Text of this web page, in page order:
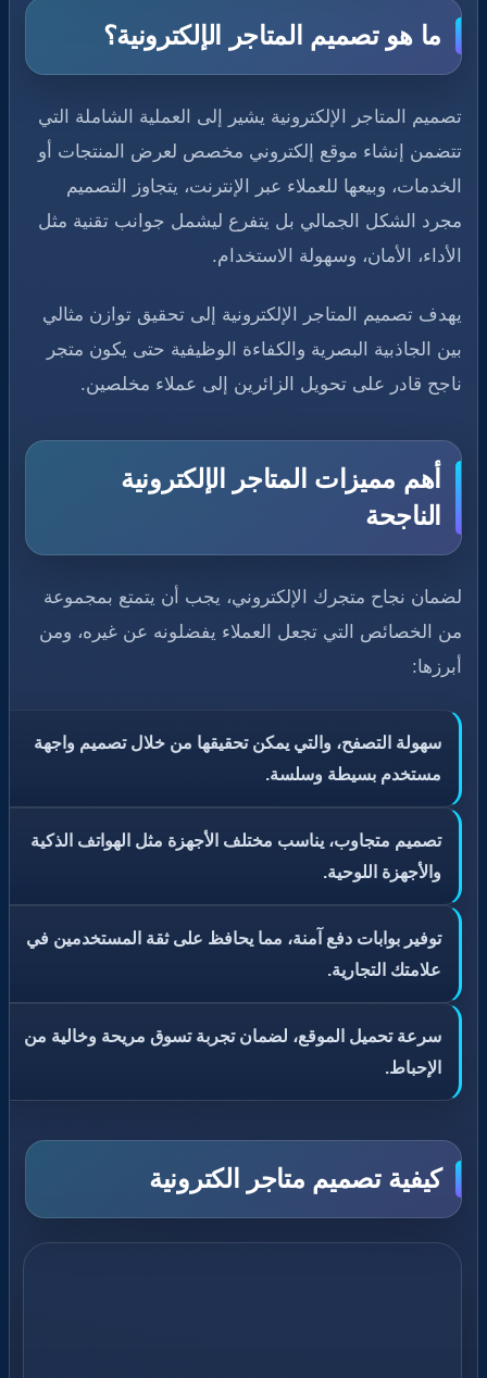
ما هو تصميم المتاجر الإلكترونية؟
تصميم المتاجر الإلكترونية يشير إلى العملية الشاملة التي
تتضمن إنشاء موقع إلكتروني مخصص لعرض المنتجات أو
الخدمات، وبيعها للعملاء عبر الإنترنت، يتجاوز التصميم
مجرد الشكل الجمالي بل يتفرع ليشمل جوانب تقنية مثل
الأداء، الأمان، وسهولة الاستخدام.
يهدف تصميم المتاجر الإلكترونية إلى تحقيق توازن مثالي
بين الجاذبية البصرية والكفاءة الوظيفية حتى يكون متجر
ناجح قادر على تحويل الزائرين إلى عملاء مخلصين.
أهم مميزات المتاجر الإلكترونية
الناجحة
لضمان نجاح متجرك الإلكتروني، يجب أن يتمتع بمجموعة
من الخصائص التي تجعل العملاء يفضلونه عن غيره، ومن
أبرزها:
سهولة التصفح، والتي يمكن تحقيقها من خلال تصميم واجهة
مستخدم بسيطة وسلسة.
تصميم متجاوب، يناسب مختلف الأجهزة مثل الهواتف الذكية
والأجهزة اللوحية.
توفير بوابات دفع آمنة، مما يحافظ على ثقة المستخدمين في
علامتك التجارية.
سرعة تحميل الموقع، لضمان تجربة تسوق مريحة وخالية من
الإحباط.
كيفية تصميم متاجر الكترونية